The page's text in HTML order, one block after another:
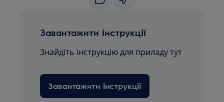
Завантажити інструкції
Знайдіть інструкцію для приладу тут
Завантажити інструкції